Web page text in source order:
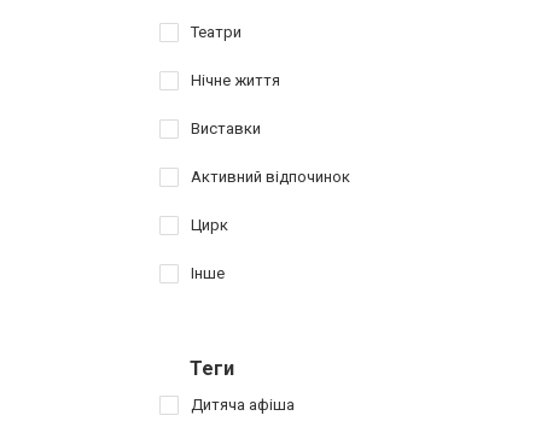
Театри
Нічне життя
Виставки
Активний відпочинок
Цирк
Інше
Теги
Дитяча афіша